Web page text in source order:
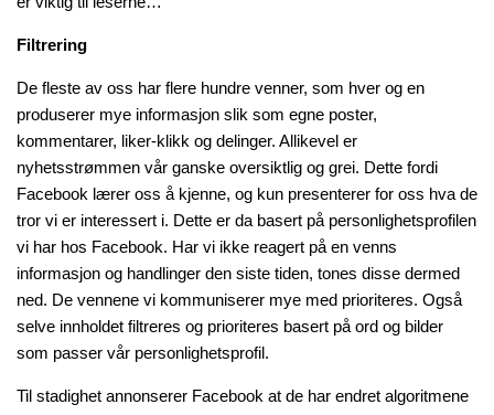
Filtrering
De fleste av oss har flere hundre venner, som hver og en
produserer mye informasjon slik som egne poster,
kommentarer, liker-klikk og delinger. Allikevel er
nyhetsstrømmen vår ganske oversiktlig og grei. Dette fordi
Facebook lærer oss å kjenne, og kun presenterer for oss hva de
tror vi er interessert i. Dette er da basert på personlighetsprofilen
vi har hos Facebook. Har vi ikke reagert på en venns
informasjon og handlinger den siste tiden, tones disse dermed
ned. De vennene vi kommuniserer mye med prioriteres. Også
selve innholdet filtreres og prioriteres basert på ord og bilder
som passer vår personlighetsprofil.
Til stadighet annonserer Facebook at de har endret algoritmene